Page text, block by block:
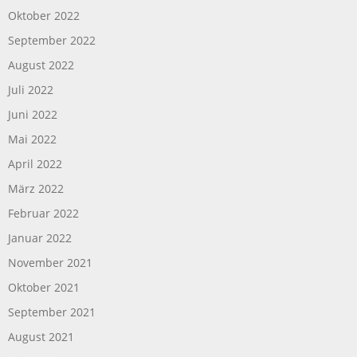
Oktober 2022
September 2022
August 2022
Juli 2022
Juni 2022
Mai 2022
April 2022
März 2022
Februar 2022
Januar 2022
November 2021
Oktober 2021
September 2021
August 2021